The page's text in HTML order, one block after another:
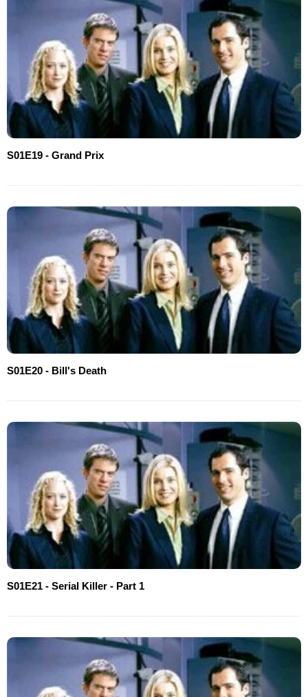
S01E19 - Grand Prix
S01E20 - Bill's Death
S01E21 - Serial Killer - Part 1